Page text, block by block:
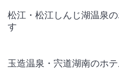
松江・松江しんじ湖温泉
す
玉造温泉・宍道湖南のホ